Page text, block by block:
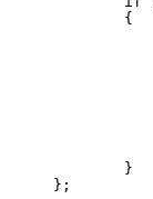
};